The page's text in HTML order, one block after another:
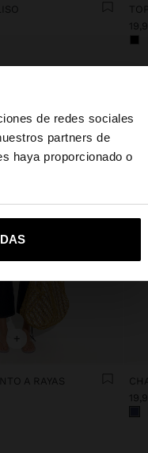
de redes sociales
partners de
haya proporcionado o
×
a United States
+
A RAYAS